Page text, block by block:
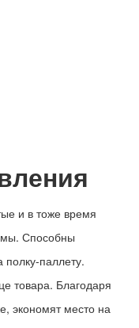
и в тоже время
Способны
полку-паллету.
товара. Благодаря
экономят место на